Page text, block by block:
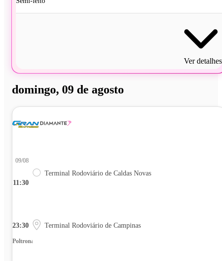
Ver detalhes
domingo, 09 de agosto
11:30
09/08
Terminal Rodoviário de Caldas Novas
23:30 Terminal Rodoviário de Campinas
Poltrona